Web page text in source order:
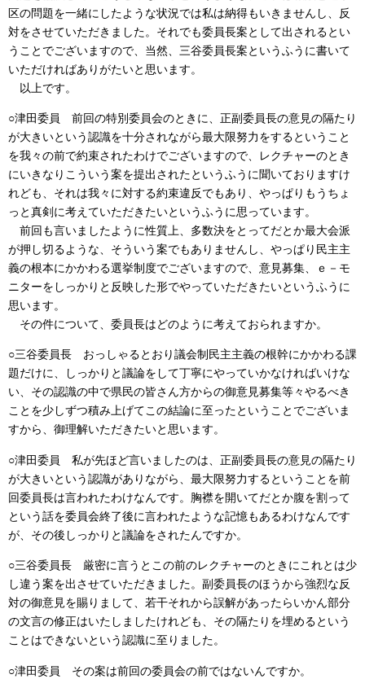
区の問題を一緒にしたような状況では私は納得もいきませんし、反
対をさせていただきました。それでも委員長案として出されるとい
うことでございますので、当然、三谷委員長案というふうに書いて
いただければありがたいと思います。
以上です。
○津田委員 前回の特別委員会のときに、正副委員長の意見の隔たり
が大きいという認識を十分されながら最大限努力をするということ
を我々の前で約束されたわけでございますので、レクチャーのとき
にいきなりこういう案を提出されたというふうに聞いておりますけ
れども、それは我々に対する約束違反でもあり、やっぱりもうちょ
っと真剣に考えていただきたいというふうに思っています。
前回も言いましたように性質上、多数決をとってだとか最大会派
が押し切るような、そういう案でもありませんし、やっぱり民主主
義の根本にかかわる選挙制度でございますので、意見募集、ｅ－モ
ニターをしっかりと反映した形でやっていただきたいというふうに
思います。
その件について、委員長はどのように考えておられますか。
○三谷委員長 おっしゃるとおり議会制民主主義の根幹にかかわる課
題だけに、しっかりと議論をして丁寧にやっていかなければいけな
い、その認識の中で県民の皆さん方からの御意見募集等々やるべき
ことを少しずつ積み上げてこの結論に至ったということでございま
すから、御理解いただきたいと思います。
○津田委員 私が先ほど言いましたのは、正副委員長の意見の隔たり
が大きいという認識がありながら、最大限努力するということを前
回委員長は言われたわけなんです。胸襟を開いてだとか腹を割って
という話を委員会終了後に言われたような記憶もあるわけなんです
が、その後しっかりと議論をされたんですか。
○三谷委員長 厳密に言うとこの前のレクチャーのときにこれとは少
し違う案を出させていただきました。副委員長のほうから強烈な反
対の御意見を賜りまして、若干それから誤解があったらいかん部分
の文言の修正はいたしましたけれども、その隔たりを埋めるという
ことはできないという認識に至りました。
○津田委員 その案は前回の委員会の前ではないんですか。